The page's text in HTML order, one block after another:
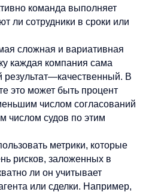
команда выполняет
ли сотрудники в сроки или
сложная и вариативная
каждая компания сама
результат—качественный. В
это может быть процент
числом согласований
числом судов по этим
метрики, которые
рисков, заложенных в
ли он учитывает
или сделки. Например,